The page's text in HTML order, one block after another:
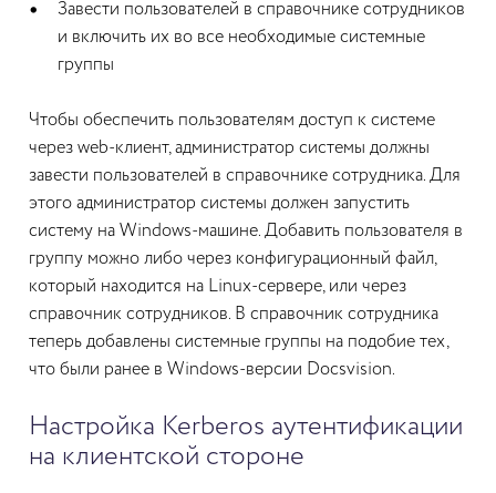
Завести пользователей в справочнике сотрудников
и включить их во все необходимые системные
группы
Чтобы обеспечить пользователям доступ к системе
через web-клиент, администратор системы должны
завести пользователей в справочнике сотрудника. Для
этого администратор системы должен запустить
систему на Windows-машине. Добавить пользователя в
группу можно либо через конфигурационный файл,
который находится на Linux-сервере, или через
справочник сотрудников. В справочник сотрудника
теперь добавлены системные группы на подобие тех,
что были ранее в Windows-версии Docsvision.
Настройка Kerberos аутентификации
на клиентской стороне